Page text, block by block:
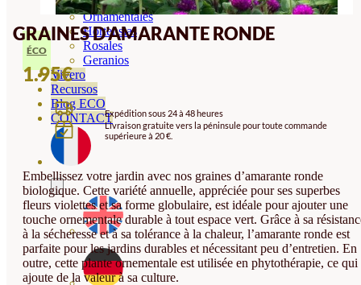
Ornamentales
Hortensias
Rosales
Geranios
Vivero
Recursos
Blog ECO
CONTACT
GRAINES D’AMARANTE RONDE
ÉCO
1.95€
Expédition sous 24 à 48 heures
Livraison gratuite vers la péninsule pour toute commande
supérieure à 20 €.
Embellissez votre jardin avec nos graines d’amarante ronde
biologique. Cette variété annuelle, appréciée pour ses superbes
fleurs violettes et sa forme globulaire, est idéale pour ajouter une
touche ornementale durable à tout espace vert. Grâce à sa
à la sécheresse et à sa tolérance à la chaleur, l’amarante ronde est
parfaite pour les jardins durables et nécessitant peu d’entretien. En
outre, cette plante ornementale est utilisée en phytothérapie, ce qui
ajoute de la valeur à sa culture.